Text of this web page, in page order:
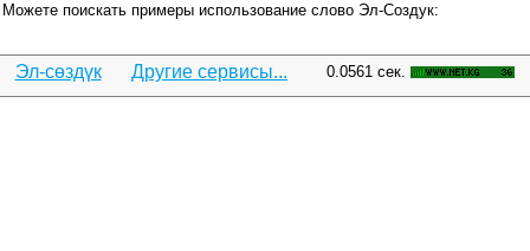
Можете поискать примеры использование слово Эл-Создук:
Эл-сөздүк Другие сервисы... 0.0561 сек.